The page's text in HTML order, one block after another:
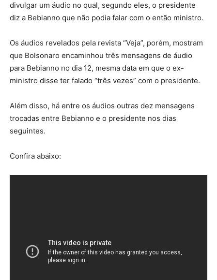
divulgar um áudio no qual, segundo eles, o presidente
diz a Bebianno que não podia falar com o então ministro.
Os áudios revelados pela revista “Veja”, porém, mostram
que Bolsonaro encaminhou três mensagens de áudio
para Bebianno no dia 12, mesma data em que o ex-
ministro disse ter falado “três vezes” com o presidente.
Além disso, há entre os áudios outras dez mensagens
trocadas entre Bebianno e o presidente nos dias
seguintes.
Confira abaixo: